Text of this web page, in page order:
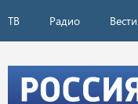
ТВ Радио Вести